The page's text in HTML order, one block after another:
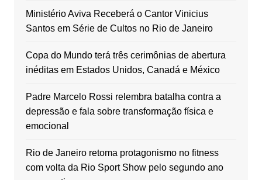
Ministério Aviva Receberá o Cantor Vinicius
Santos em Série de Cultos no Rio de Janeiro
Copa do Mundo terá três cerimônias de abertura
inéditas em Estados Unidos, Canadá e México
Padre Marcelo Rossi relembra batalha contra a
depressão e fala sobre transformação física e
emocional
Rio de Janeiro retoma protagonismo no fitness
com volta da Rio Sport Show pelo segundo ano